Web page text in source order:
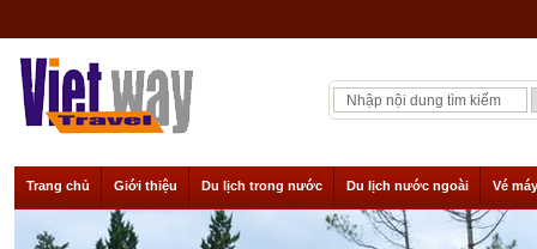
Trang chủ Giới thiệu Du lịch trong nước Du lịch nước ngoài Vé